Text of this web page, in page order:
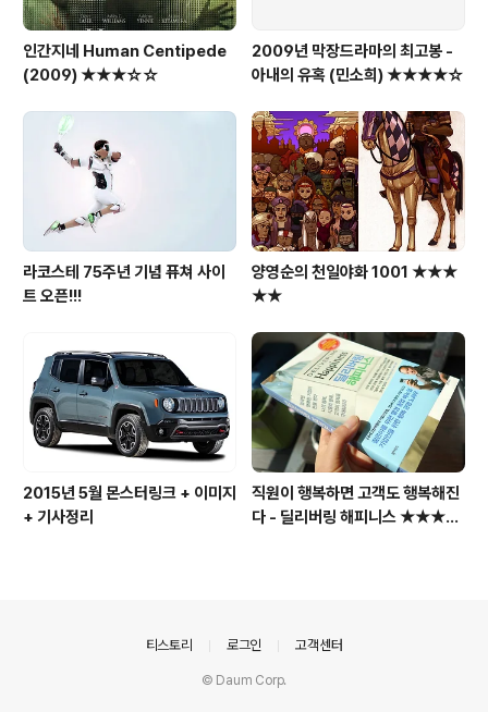
인간지네 Human Centipede
(2009) ★★★☆☆
2009년 막장드라마의 최고봉 -
아내의 유혹 (민소희) ★★★★☆
라코스테 75주년 기념 퓨쳐 사이
트 오픈!!!
양영순의 천일야화 1001 ★★★
★★
2015년 5월 몬스터링크 + 이미지
+ 기사정리
직원이 행복하면 고객도 행복해진
다 - 딜리버링 해피니스 ★★★★
티스토리 로그인 고객센터
© Daum Corp.